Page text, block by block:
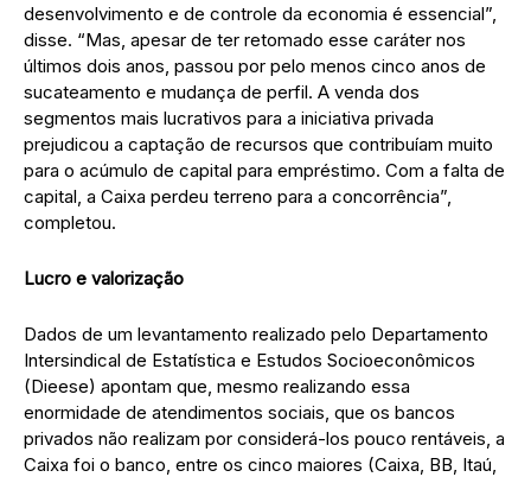
desenvolvimento e de controle da economia é essencial”,
disse. “Mas, apesar de ter retomado esse caráter nos
últimos dois anos, passou por pelo menos cinco anos de
sucateamento e mudança de perfil. A venda dos
segmentos mais lucrativos para a iniciativa privada
prejudicou a captação de recursos que contribuíam muito
para o acúmulo de capital para empréstimo. Com a falta de
capital, a Caixa perdeu terreno para a concorrência”,
completou.
Lucro e valorização
Dados de um levantamento realizado pelo Departamento
Intersindical de Estatística e Estudos Socioeconômicos
(Dieese) apontam que, mesmo realizando essa
enormidade de atendimentos sociais, que os bancos
privados não realizam por considerá-los pouco rentáveis, a
Caixa foi o banco, entre os cinco maiores (Caixa, BB, Itaú,